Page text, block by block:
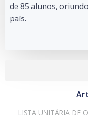
de 85 alunos,
país.
LISTA UNITÁRIA DE